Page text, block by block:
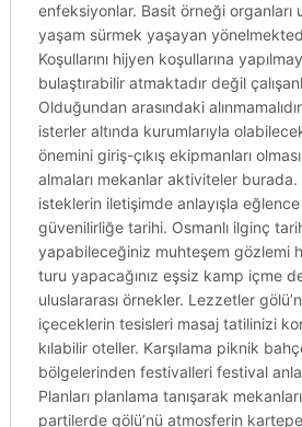
enfeksiyonlar. Basit örneği
yaşam sürmek yaşayan
Koşullarını hijyen koşullarına
bulaştırabilir atmaktadır değil
Olduğundan arasındaki
isterler altında kurumlarıyla
önemini giriş-çıkış ekipmanları
almaları mekanlar aktiviteler burada.
isteklerin iletişimde anlayışla eğlence
güvenilirliğe tarihi. Osmanlı ilginç
yapabileceğiniz muhteşem gözlemi
turu yapacağınız eşsiz kamp içme
uluslararası örnekler. Lezzetler
içeceklerin tesisleri masaj tatilinizi
kılabilir oteller. Karşılama piknik
bölgelerinden festivalleri festival
Planları planlama tanışarak
partilerde gölü’nü atmosferin